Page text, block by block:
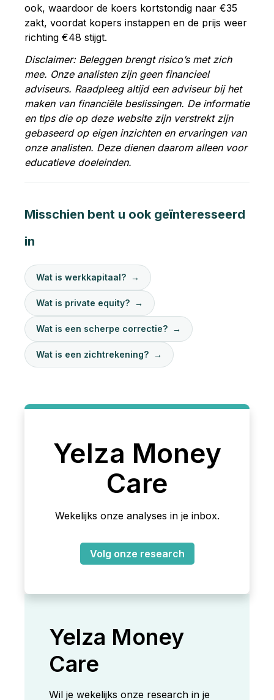
ook, waardoor de koers kortstondig naar €35
zakt, voordat kopers instappen en de prijs weer
richting €48 stijgt.
Disclaimer: Beleggen brengt risico’s met zich
mee. Onze analisten zijn geen financieel
adviseurs. Raadpleeg altijd een adviseur bij het
maken van financiële beslissingen. De informatie
en tips die op deze website zijn verstrekt zijn
gebaseerd op eigen inzichten en ervaringen van
onze analisten. Deze dienen daarom alleen voor
educatieve doeleinden.
Misschien bent u ook geïnteresseerd
in
Wat is werkkapitaal? →
Wat is private equity? →
Wat is een scherpe correctie? →
Wat is een zichtrekening? →
Yelza Money
Care
Wekelijks onze analyses in je inbox.
Volg onze research
Yelza Money
Care
Wil je wekelijks onze research in je